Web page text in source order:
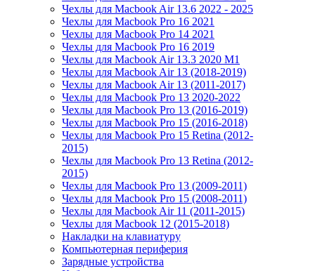
Чехлы для Macbook Air 13.6 2022 - 2025
Чехлы для Macbook Pro 16 2021
Чехлы для Macbook Pro 14 2021
Чехлы для Macbook Pro 16 2019
Чехлы для Macbook Air 13.3 2020 M1
Чехлы для Macbook Air 13 (2018-2019)
Чехлы для Macbook Air 13 (2011-2017)
Чехлы для Macbook Pro 13 2020-2022
Чехлы для Macbook Pro 13 (2016-2019)
Чехлы для Macbook Pro 15 (2016-2018)
Чехлы для Macbook Pro 15 Retina (2012-
2015)
Чехлы для Macbook Pro 13 Retina (2012-
2015)
Чехлы для Macbook Pro 13 (2009-2011)
Чехлы для Macbook Pro 15 (2008-2011)
Чехлы для Macbook Air 11 (2011-2015)
Чехлы для Macbook 12 (2015-2018)
Накладки на клавиатуру
Компьютерная периферия
Зарядные устройства